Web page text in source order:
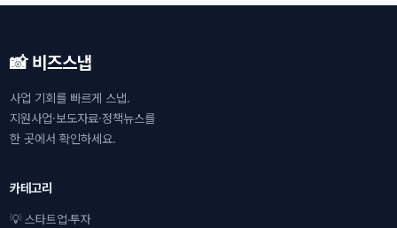
📸 비즈스냅
사업 기회를 빠르게 스냅.
지원사업·보도자료·정책뉴스를
한 곳에서 확인하세요.
카테고리
💡 스타트업·투자